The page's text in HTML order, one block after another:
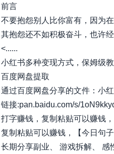
前言
不要抱怨别人比你富有，因为
其抱怨还不如积极奋斗，也许
<......
小红书多种变现方式，保姆级
百度网盘提取
通过百度网盘分享的文件：小
链接:pan.baidu.com/s/
打字赚钱，复制粘贴可以赚钱
复制粘贴可以赚钱，【今日句
长期分享副业、 游戏拆解、 感